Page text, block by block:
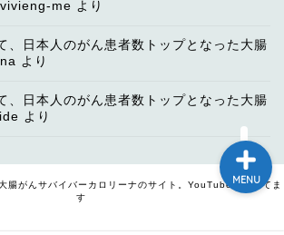
vivieng-me より
、日本人のがん患者数トップとなった大腸
より
、日本人のがん患者数トップとなった大腸
より
がんサバイバーカロリーナのサイト。YouTubeもやってま
す
MENU